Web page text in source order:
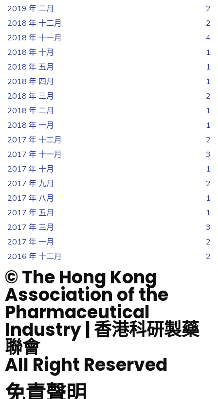
2019 年 二月
2
2018 年 十二月
2
2018 年 十一月
4
2018 年 十月
1
2018 年 五月
1
2018 年 四月
1
2018 年 三月
2
2018 年 二月
1
2018 年 一月
1
2017 年 十二月
2
2017 年 十一月
3
2017 年 十月
1
2017 年 九月
2
2017 年 八月
1
2017 年 五月
1
2017 年 三月
3
2017 年 一月
2
2016 年 十二月
2
© The Hong Kong
Association of the
Pharmaceutical
Industry | 香港科研製藥
聯會
All Right Reserved